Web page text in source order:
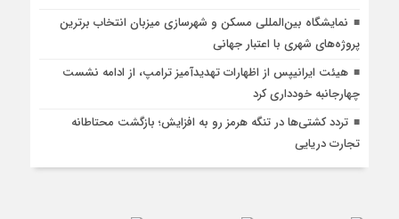
نمایشگاه بین‌المللی مسکن و شهرسازی میزبان انتخاب برترین
پروژه‌های شهری با اعتبار جهانی
هیئت ایرانیپس از اظهارات تهدیدآمیز ترامپ، از ادامه نشست
چهارجانبه خودداری کرد
تردد کشتی‌ها در تنگه هرمز رو به افزایش؛ بازگشت محتاطانه
تجارت دریایی